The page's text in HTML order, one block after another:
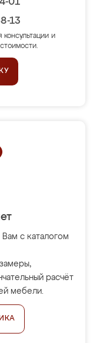
01
13
консультации и
с каталогом
расчёт
мебели.